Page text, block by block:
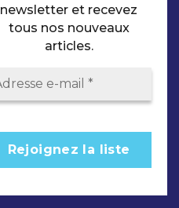
newsletter et recevez
tous nos nouveaux
articles.